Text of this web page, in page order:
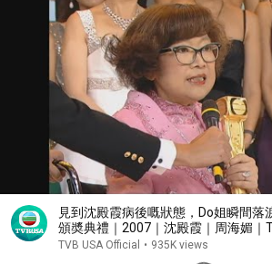
見到沈殿霞病後嘅狀態，Do姐瞬間落淚
頒奬典禮｜2007｜沈殿霞｜周海媚｜
精華
TVB USA Official • 935K views